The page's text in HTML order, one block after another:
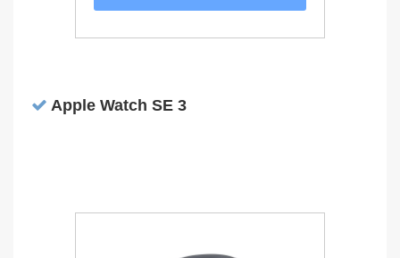
Apple Watch SE 3